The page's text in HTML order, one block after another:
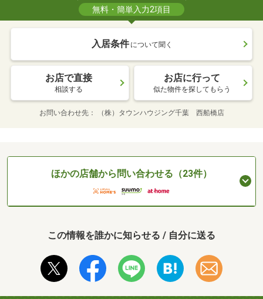
無料・簡単入力2項目
入居条件 について聞く
お店で直接
相談する
お店に行って
似た物件を探してもらう
お問い合わせ先 （株）タウンハウジング千葉 西船橋店
ほかの店舗から問い合わせる（23件）
この情報を誰かに知らせる / 自分に送る